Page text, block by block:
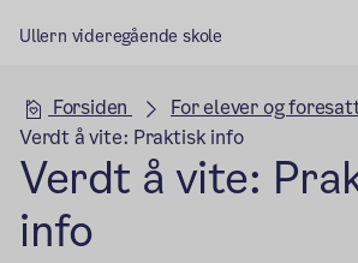
Ullern videregående skole
Hovedseksjon
Forsiden
For elever og
Verdt å vite: Praktisk info
Verdt å vite:
info